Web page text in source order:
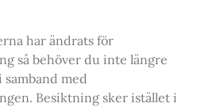
har ändrats för
så behöver du inte längre
med
Besiktning sker istället i